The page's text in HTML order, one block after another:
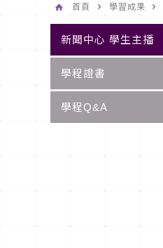
首頁 學習成果
新聞中心 學生主播
學程證書
學程Q&A